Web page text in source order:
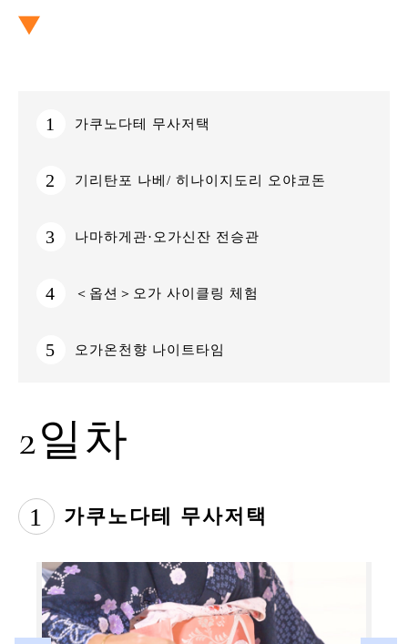
1 가쿠노다테 무사저택
2 기리탄포 나베/ 히나이지도리 오야코돈
3 나마하게관·오가신잔 전승관
4 ＜옵션＞오가 사이클링 체험
5 오가온천향 나이트타임
2일차
1 가쿠노다테 무사저택